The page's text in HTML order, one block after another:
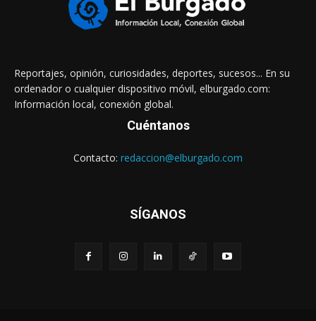
Reportajes, opinión, curiosidades, deportes, sucesos... En su
ordenador o cualquier dispositivo móvil, elburgado.com:
Información local, conexión global.
Cuéntanos
Contacto: redaccion@elburgado.com
SÍGANOS